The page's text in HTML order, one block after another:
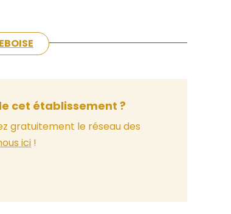
cet établissement ?
gratuitement le réseau des
ici !